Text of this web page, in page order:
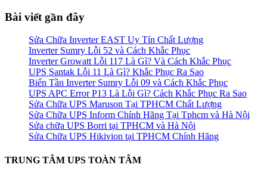
Bài viết gần đây
Sửa Chữa Inverter EAST Uy Tín Chất Lượng
Inverter Sumry Lỗi 52 và Cách Khắc Phục
Inverter Growatt Lỗi 117 Là Gì? Và Cách Khắc Phục
UPS Santak Lỗi 11 Là Gì? Khắc Phục Ra Sao
Biến Tần Inverter Sumry Lỗi 09 và Cách Khắc Phục
UPS APC Error P13 Là Lỗi Gì? Cách Khắc Phục Ra Sao
Sửa Chữa UPS Maruson Tại TPHCM Chất Lượng
Sửa Chữa UPS Inform Chính Hãng Tại Tphcm và Hà Nội
Sửa chữa UPS Borri tại TPHCM và Hà Nội
Sửa Chữa UPS Hikivion tại TPHCM Chính Hãng
TRUNG TÂM UPS TOÀN TÂM